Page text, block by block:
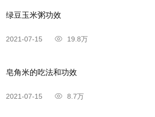
绿豆玉米粥功效
2021-07-15 19.8万
皂角米的吃法和功效
2021-07-15 8.7万